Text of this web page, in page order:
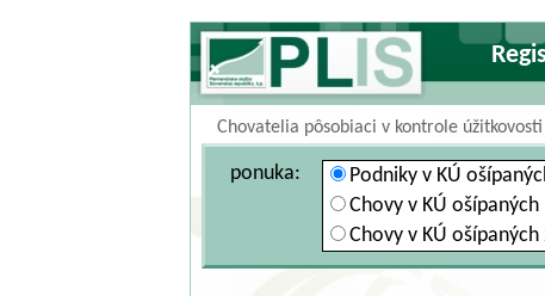
Chovatelia pôsobiaci v kontrole
ponuka:
Podniky v KÚ
Chovy v KÚ ošípaných
Chovy v KÚ ošípaných